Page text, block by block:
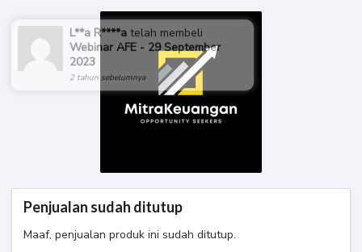
Penjualan sudah ditutup
Maaf, penjualan produk ini sudah ditutup.
L**a R****a telah membeli
Webinar AFE - 29 September
2023
2 tahun sebelumnya